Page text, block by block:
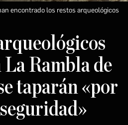
encontrado los restos arqueológicos
Rambla de
taparán «por